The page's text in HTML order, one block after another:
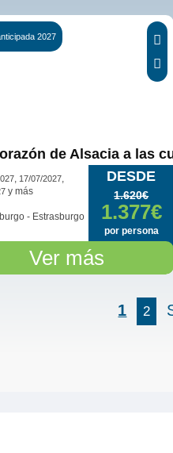
2027
DESDE
1.620€
1.377€
por persona
de Alsacia a las
17/07/2027
y más
- Estrasburgo
Ver más
1 2